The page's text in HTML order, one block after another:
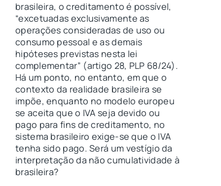
brasileira, o creditamento é possível,
“excetuadas exclusivamente as
operações consideradas de uso ou
consumo pessoal e as demais
hipóteses previstas nesta lei
complementar” (artigo 28, PLP 68/24).
Há um ponto, no entanto, em que o
contexto da realidade brasileira se
impõe, enquanto no modelo europeu
se aceita que o IVA seja devido ou
pago para fins de creditamento, no
sistema brasileiro exige-se que o IVA
tenha sido pago. Será um vestígio da
interpretação da não cumulatividade à
brasileira?